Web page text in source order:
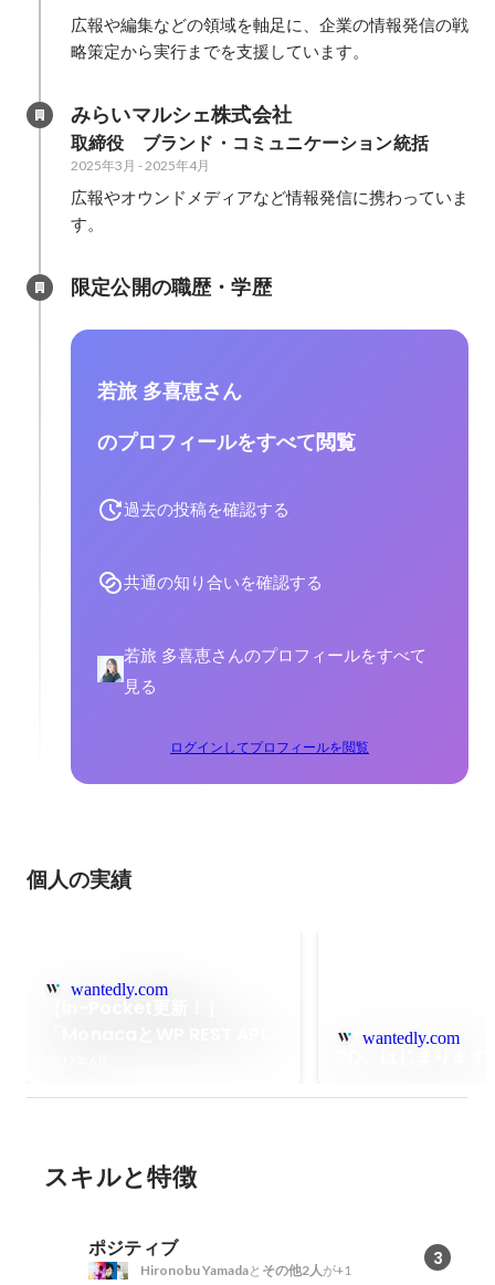
広報や編集などの領域を軸足に、企業の情報発信の戦
略策定から実行までを支援しています。
みらいマルシェ株式会社
取締役　ブランド・コミュニケーション統括
2025年3月 - 2025年4月
広報やオウンドメディアなど情報発信に携わっていま
す。
限定公開の職歴・学歴
若旅 多喜恵さん
のプロフィールをすべて閲覧
過去の投稿を確認する
共通の知り合いを確認する
若旅 多喜恵さんのプロフィールをすべて
見る
ログインしてプロフィールを閲覧
個人の実績
wantedly.com
wantedly.com
スキルと特徴
ポジティブ 3
Hironobu Yamadaと その他2人が+1